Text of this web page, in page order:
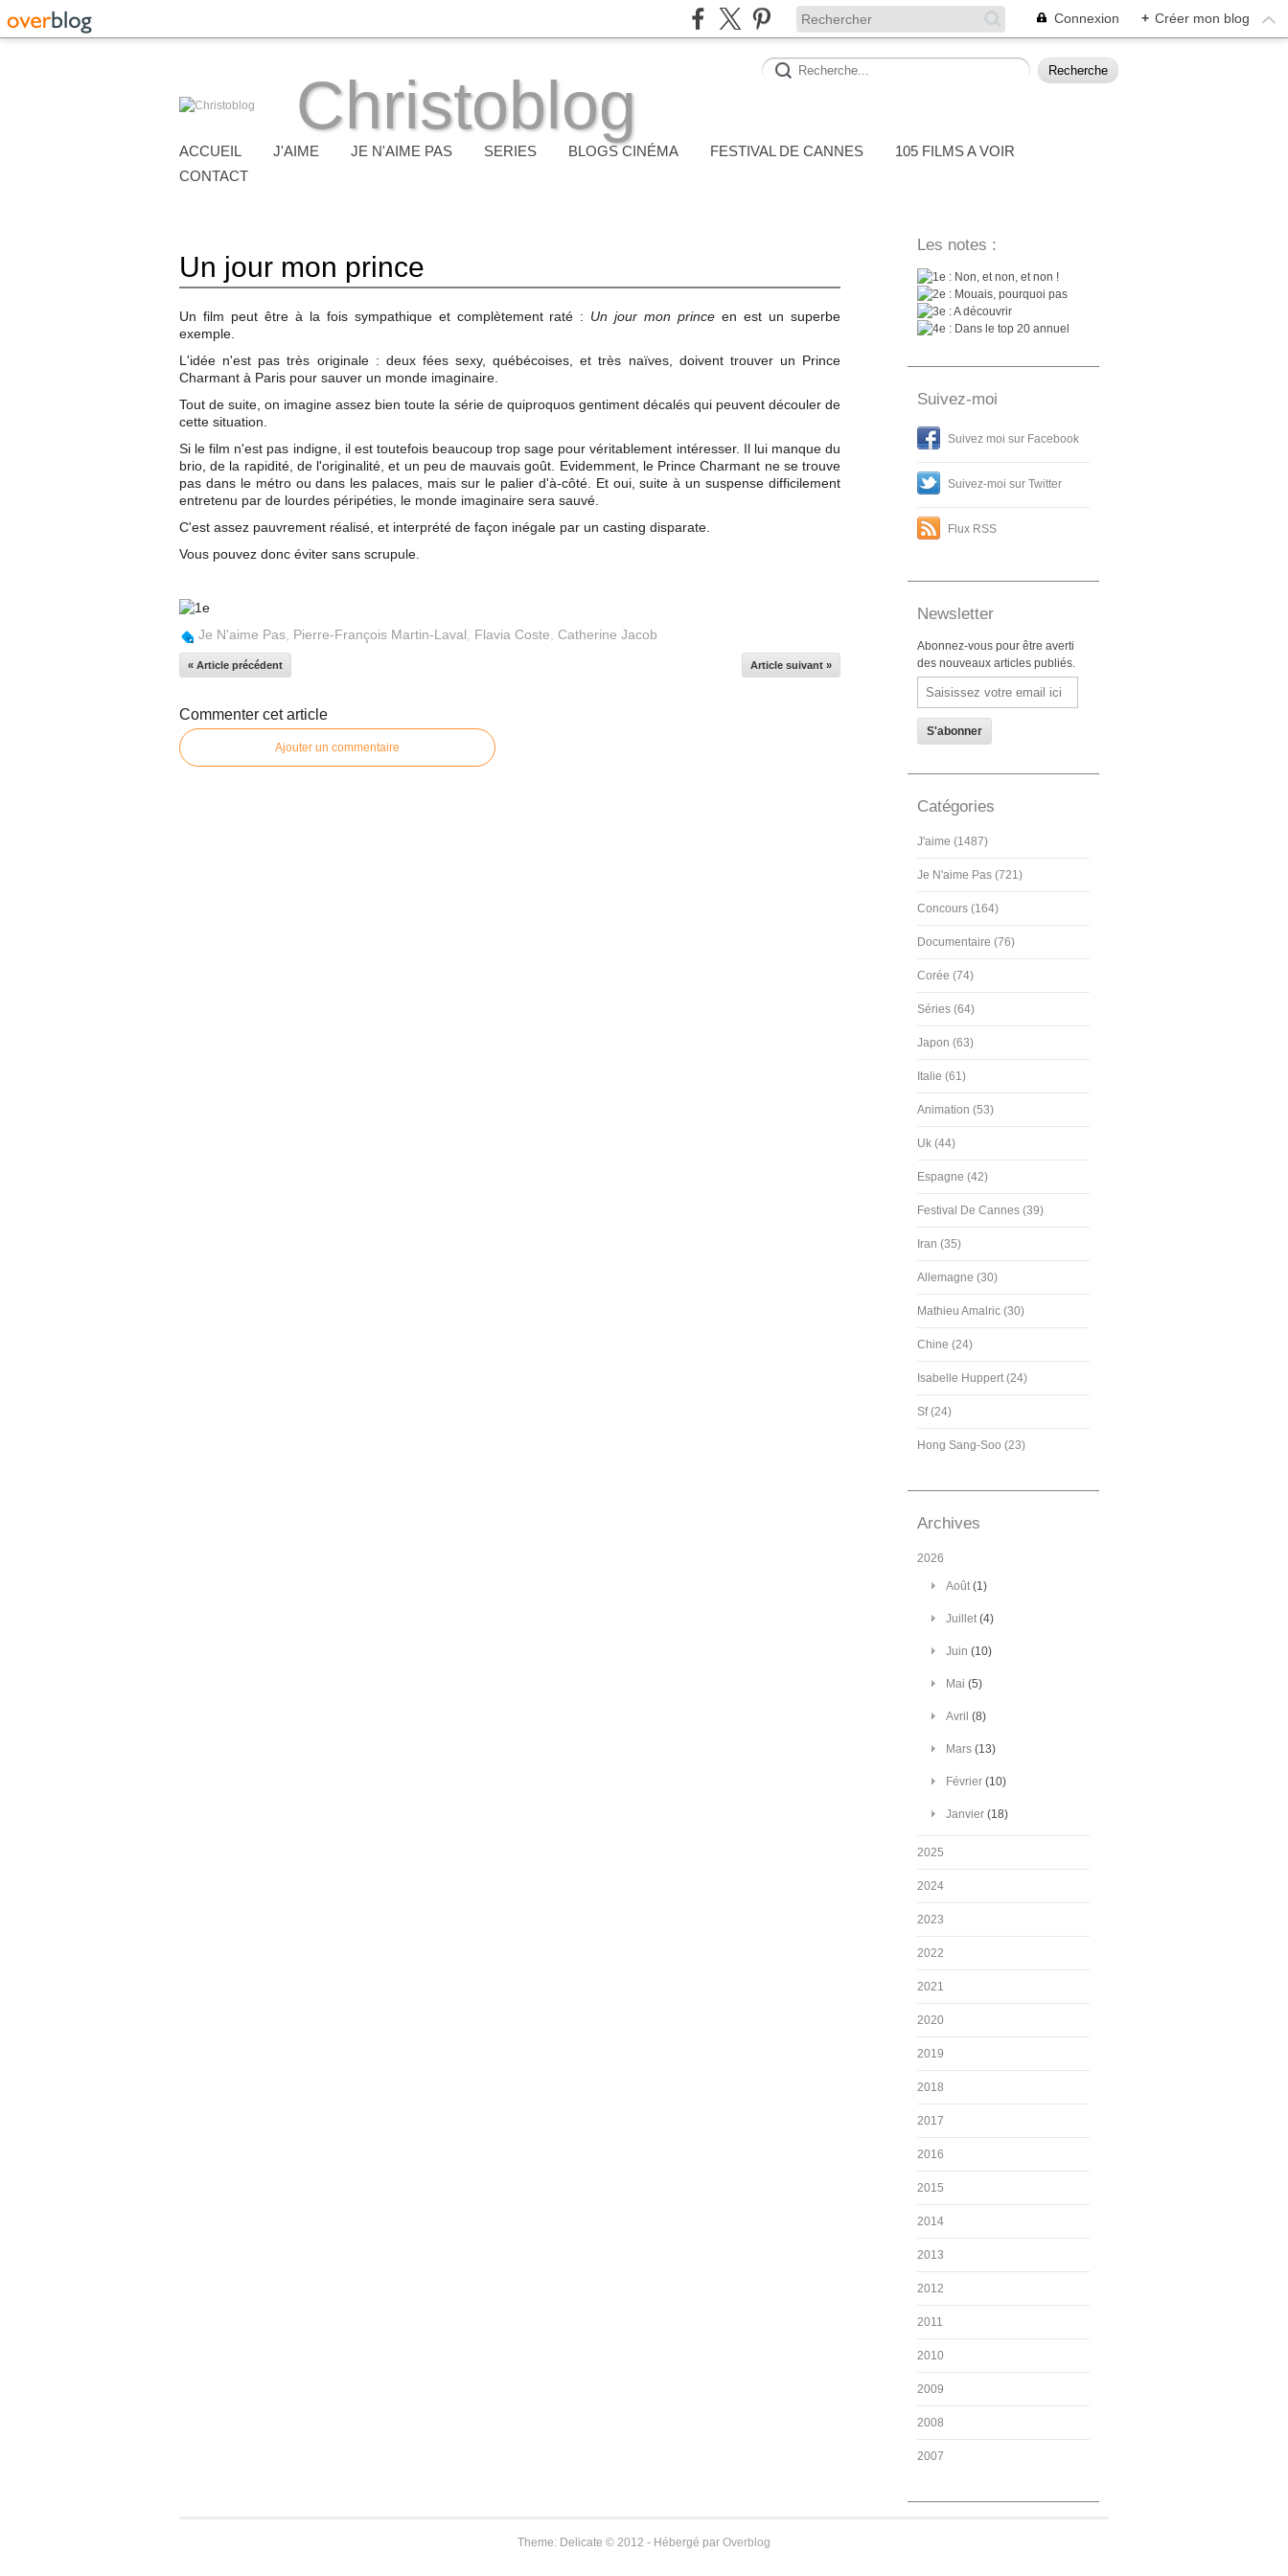
Connexion + Créer mon blog
Christoblog
ACCUEIL J'AIME JE N'AIME PAS SERIES BLOGS CINÉMA FESTIVAL DE CANNES
105 FILMS A VOIR
CONTACT
Un jour mon prince
Un film peut être à la fois sympathique et complètement raté : Un jour mon prince en est un superbe
exemple.
L'idée n'est pas très originale : deux fées sexy, québécoises, et très naïves, doivent trouver un Prince
Charmant à Paris pour sauver un monde imaginaire.
Tout de suite, on imagine assez bien toute la série de quiproquos gentiment décalés qui peuvent découler de
cette situation.
Si le film n'est pas indigne, il est toutefois beaucoup trop sage pour véritablement intéresser. Il lui manque du
brio, de la rapidité, de l'originalité, et un peu de mauvais goût. Evidemment, le Prince Charmant ne se trouve
pas dans le métro ou dans les palaces, mais sur le palier d'à-côté. Et oui, suite à un suspense difficilement
entretenu par de lourdes péripéties, le monde imaginaire sera sauvé.
C'est assez pauvrement réalisé, et interprété de façon inégale par un casting disparate.
Vous pouvez donc éviter sans scrupule.
Je N'aime Pas Pierre-François Martin-Laval Flavia Coste Catherine Jacob
« Article précédent Article suivant »
Commenter cet article
Ajouter un commentaire
Les notes :
: Non, et non, et non !
: Mouais, pourquoi pas
: A découvrir
: Dans le top 20 annuel
Suivez-moi
Suivez moi sur Facebook
Suivez-moi sur Twitter
Flux RSS
Newsletter
Abonnez-vous pour être averti
des nouveaux articles publiés.
Email
Catégories
J'aime (1487)
Je N'aime Pas (721)
Concours (164)
Documentaire (76)
Corée (74)
Séries (64)
Japon (63)
Italie (61)
Animation (53)
Uk (44)
Espagne (42)
Festival De Cannes (39)
Iran (35)
Allemagne (30)
Mathieu Amalric (30)
Chine (24)
Isabelle Huppert (24)
Sf (24)
Hong Sang-Soo (23)
Archives
2026
Août(1)
Juillet(4)
Juin (10)
Mai (5)
Avril (8)
Mars (13)
Février (10)
Janvier (18)
2025
2024
2023
2022
2021
2020
2019
2018
2017
2016
2015
2014
2013
2012
2011
2010
2009
2008
2007
Theme: Delicate © 2012 - Hébergé par Overblog